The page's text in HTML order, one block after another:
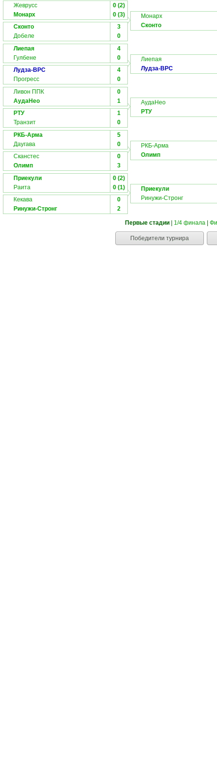
Жеврусс
0 (2)
Монарх
0 (3)
Сконто
3
Добеле
0
Монарх
Сконто
Лиепая
4
Гулбене
0
Лудза-ВРС
4
Прогресс
0
Лиепая
Лудза-ВРС
Ливон ППК
0
АудаНео
1
РТУ
1
Транзит
0
АудаНео
РТУ
РКБ-Арма
5
Даугава
0
Сканстес
0
Олимп
3
РКБ-Арма
Олимп
Приекули
0 (2)
Раита
0 (1)
Кекава
0
Ринужи-Стронг
2
Приекули
Ринужи-Стронг
Первые стадии 1/4 финала
Победители турнира